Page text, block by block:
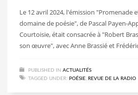
Le 12 avril 2024, l'émission "Promenade
domaine de poésie", de Pascal Payen-
Courtoisie, était consacrée à "Robert
son œuvre", avec Anne Brassié et
PUBLISHED IN ACTUALITÉS
TAGGED UNDER: POÉSIE REVUE DE LA RADIO